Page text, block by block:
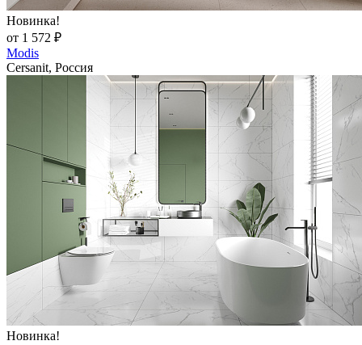
Новинка!
от 1 572 ₽
Modis
Cersanit, Россия
Новинка!